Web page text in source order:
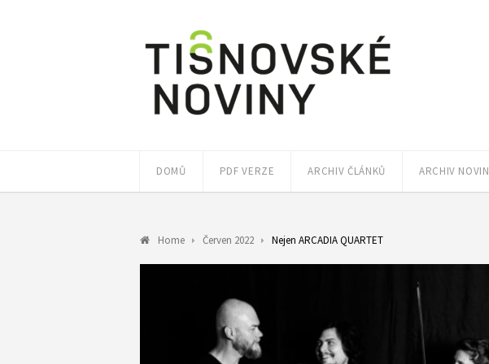
DOMŮ PDF VERZE ARCHIV ČLÁNKŮ ARCHIV NOVIN
Home Červen 2022 Nejen ARCADIA QUARTET